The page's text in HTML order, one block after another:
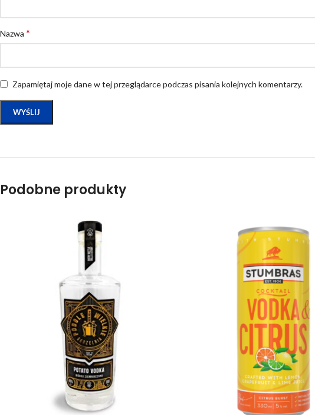
Nazwa *
Zapamiętaj moje dane w tej przeglądarce podczas pisania kolejnych komentarzy.
Podobne produkty